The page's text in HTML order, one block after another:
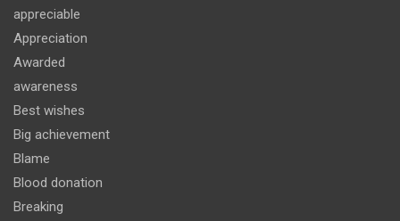
appreciable
Appreciation
Awarded
awareness
Best wishes
Big achievement
Blame
Blood donation
Breaking